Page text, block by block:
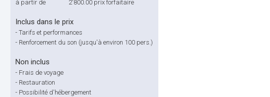
à partir de
2'800.00 prix forfaitaire
Inclus dans le prix
- Tarifs et performances
- Renforcement du son (jusqu'à environ 100 pers.)
Non inclus
- Frais de voyage
- Restauration
- Possibilité d'hébergement